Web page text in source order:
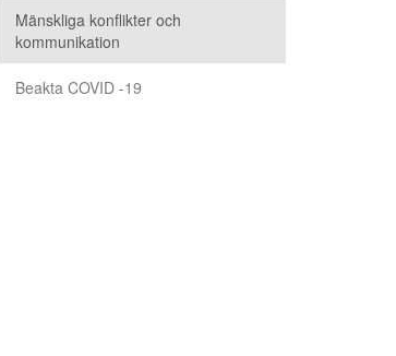
Mänskliga konflikter och
kommunikation
Beakta COVID -19